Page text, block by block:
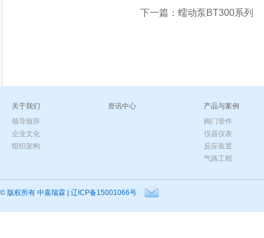
下一篇： 蠕动泵BT300系列
关于我们
领导致辞
企业文化
组织架构
资讯中心
产品与案例
阀门管件
仪器仪表
反应装置
气路工程
© 版权所有 中嘉瑞霖 辽ICP备15001066号